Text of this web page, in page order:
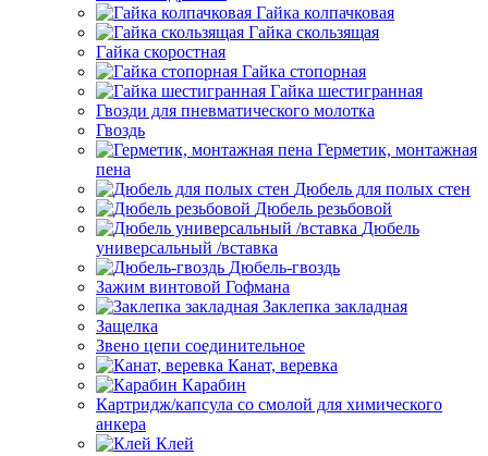
Гайка колпачковая
Гайка скользящая
Гайка скоростная
Гайка стопорная
Гайка шестигранная
Гвозди для пневматического молотка
Гвоздь
Герметик, монтажная
пена
Дюбель для полых стен
Дюбель резьбовой
Дюбель
универсальный /вставка
Дюбель-гвоздь
Зажим винтовой Гофмана
Заклепка закладная
Защелка
Звено цепи соединительное
Канат, веревка
Карабин
Картридж/капсула со смолой для химического
анкера
Клей